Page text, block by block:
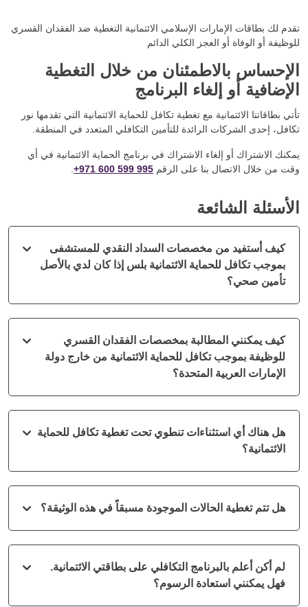
تقدم لك بطاقات الإمارات الإسلامي الائتمانية التغطية ضد الفقدان القسري
للوظيفة أو الوفاة أو العجز الكلي الدائم
الإحساس بالاطمئنان من خلال التغطية
الإضافية أو إلغاء البرنامج
تأتي بطاقاتنا الائتمانية مع تغطية تكافل للحماية الائتمانية التي تقدمها نور
تكافل، إحدى الشركات الرائدة للتأمين التكافلي المتعدد في المنطقة.
يمكنك الاشتراك أو إلغاء الاشتراك في برنامج الحماية الائتمانية في أي
وقت من خلال الاتصال بنا على الرقم +971 600 599 995
.
الأسئلة الشائعة
كيف أستفيد من مخصصات السداد النقدي للمستشفى
بموجب تكافل للحماية الائتمانية بلس إذا كان لدي بالأصل
تأمين صحي؟
كيف يمكنني المطالبة بمخصصات الفقدان القسري
للوظيفة بموجب تكافل للحماية الائتمانية من خارج دولة
الإمارات العربية المتحدة؟
هل هناك أي استثناءات تنطوي تحت تغطية تكافل للحماية
الائتمانية؟
هل تتم تغطية الحالات الموجودة مسبقاً في هذه الوثيقة؟
لم أكن أعلم بالبرنامج التكافلي على بطاقتي الائتمانية.
فهل يمكنني استعادة الرسوم؟